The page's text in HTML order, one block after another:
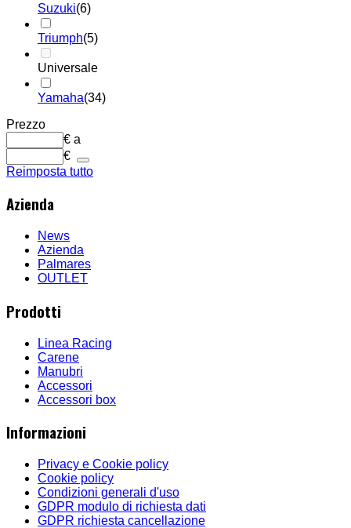
Suzuki(6)
Triumph(5)
Universale
Yamaha(34)
Prezzo
€ a
€
Reimposta tutto
Azienda
News
Azienda
Palmares
OUTLET
Prodotti
Linea Racing
Carene
Manubri
Accessori
Accessori box
Informazioni
Privacy e Cookie policy
Cookie policy
Condizioni generali d'uso
GDPR modulo di richiesta dati
GDPR richiesta cancellazione